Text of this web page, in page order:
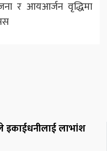
र आयआर्जन वृद्धिमा
लाभांश